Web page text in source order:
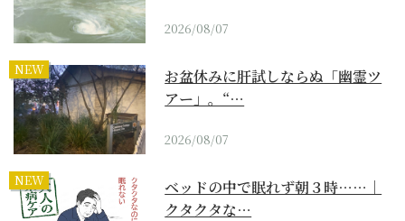
2026/08/07
NEW
お盆休みに肝試しならぬ「幽霊ツ
アー」。“…
2026/08/07
NEW
ベッドの中で眠れず朝３時……｜
クタクタな…